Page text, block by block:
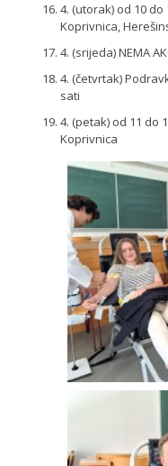
4. (utorak) od 10 do
Koprivnica,
4. (srijeda) NEMA
4. (četvrtak)
sati
4. (petak) od 11 do
Koprivnica